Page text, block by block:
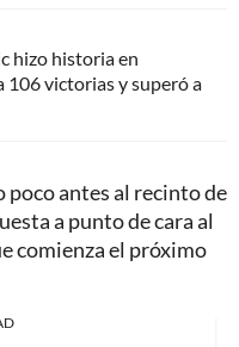
hizo historia en
106 victorias y superó a
poco antes al recinto de
a punto de cara al
comienza el próximo